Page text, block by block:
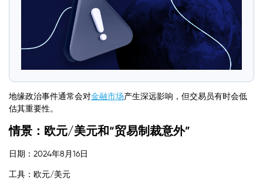
地缘政治事件通常会对金融市场产生深远影响，但交易员有时会低
估其重要性。
情景：欧元/美元和“贸易制裁意外”
日期：2024年8月16日
工具：欧元/美元